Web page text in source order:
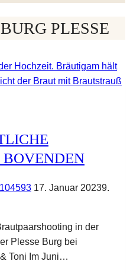
PLESSE
17. Januar 20239.
in der
Plesse Burg bei
Toni Im Juni…